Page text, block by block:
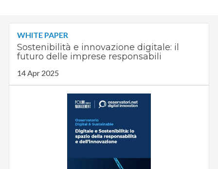
WHITE PAPER
Sostenibilità e innovazione digitale: il
futuro delle imprese responsabili
14 Apr 2025